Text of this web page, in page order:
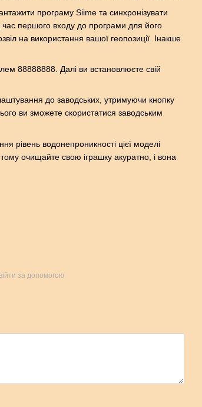
програму Siime та синхронізувати
час першого входу до програми для його
на використання вашої геопозиції. Інакше
88888888. Далі ви встановлюєте свій
до заводських, утримуючи кнопку
ви зможете скористатися заводським
рівень водонепроникності цієї моделі
очищайте свою іграшку акуратно, і вона
за допомогою